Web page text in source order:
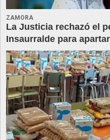
ZAMORA
La Justicia rechazó el
Insaurralde para